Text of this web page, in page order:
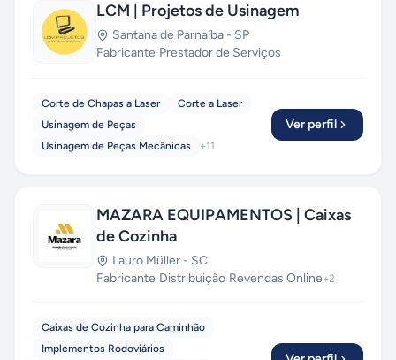
LCM | Projetos de Usinagem
Santana de Parnaíba - SP
Fabricante·Prestador de Serviços
Corte de Chapas a Laser
Corte a Laser
Usinagem de Peças
Usinagem de Peças Mecânicas
+11
Ver perfil
MAZARA EQUIPAMENTOS | Caixas
de Cozinha
Lauro Müller - SC
Fabricante·Distribuição·Revendas Online+2
Caixas de Cozinha para Caminhão
Implementos Rodoviários